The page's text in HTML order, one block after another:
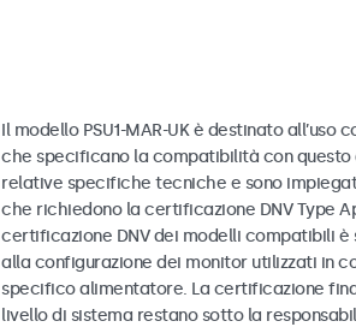
Il modello PSU1-MAR-UK è destinato all’uso
che specificano la compatibilità con
relative specifiche tecniche e sono
che richiedono la certificazione DNV Type
certificazione DNV dei modelli compatibili è
alla configurazione dei monitor utilizzati in
specifico alimentatore. La certificazione
livello di sistema restano sotto la